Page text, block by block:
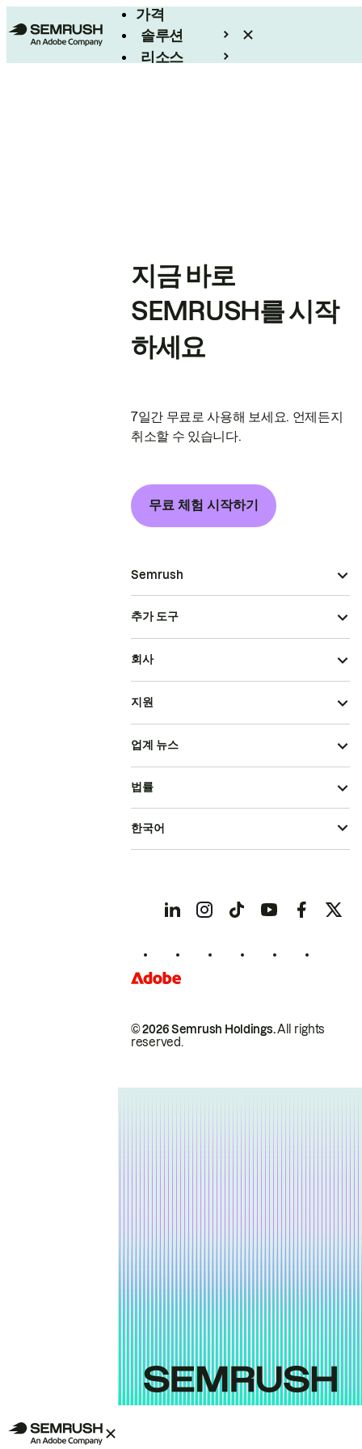
가격
솔루션
리소스
지금 바로
SEMRUSH를 시작
하세요
7일간 무료로 사용해 보세요. 언제든지
취소할 수 있습니다.
무료 체험 시작하기
Semrush
추가 도구
회사
지원
업계 뉴스
© 2026 Semrush Holdings.All rights
reserved.
법률
한국어